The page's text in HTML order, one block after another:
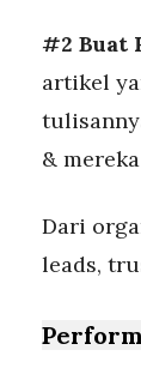
#2 Buat
artikel
&
Dari
leads,